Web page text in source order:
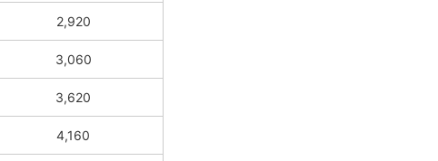
2,920
3,060
3,620
4,160